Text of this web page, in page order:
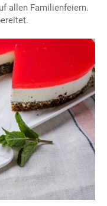
allen Familienfeiern.